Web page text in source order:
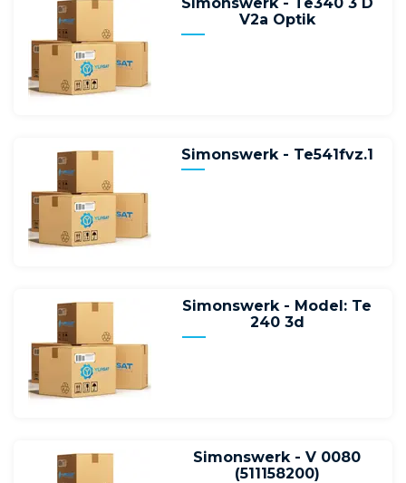
V2a Optik
Simonswerk - Te541fvz.1
Simonswerk - Model: Te
240 3d
Simonswerk - V 0080
(511158200)